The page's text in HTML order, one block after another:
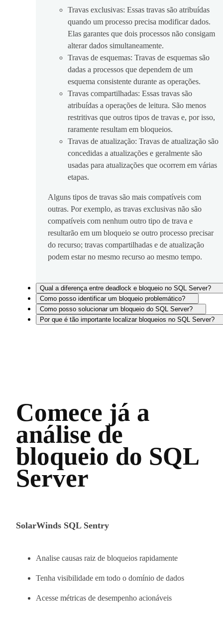
Travas exclusivas: Essas travas são atribuídas
quando um processo precisa modificar dados.
Elas garantes que dois processos não consigam
alterar dados simultaneamente.
Travas de esquemas: Travas de esquemas são
dadas a processos que dependem de um
esquema consistente durante as operações.
Travas compartilhadas: Essas travas são
atribuídas a operações de leitura. São menos
restritivas que outros tipos de travas e, por isso,
raramente resultam em bloqueios.
Travas de atualização: Travas de atualização são
concedidas a atualizações e geralmente são
usadas para atualizações que ocorrem em várias
etapas.
Alguns tipos de travas são mais compatíveis com
outras. Por exemplo, as travas exclusivas não são
compatíveis com nenhum outro tipo de trava e
resultarão em um bloqueio se outro processo precisar
do recurso; travas compartilhadas e de atualização
podem estar no mesmo recurso ao mesmo tempo.
Qual a diferença entre deadlock e bloqueio no SQL Server?
Como posso identificar um bloqueio problemático?
Como posso solucionar um bloqueio do SQL Server?
Por que é tão importante localizar bloqueios no SQL Server?
Comece já a
análise de
bloqueio do SQL
Server
SolarWinds SQL Sentry
Analise causas raiz de bloqueios rapidamente
Tenha visibilidade em todo o domínio de dados
Acesse métricas de desempenho acionáveis